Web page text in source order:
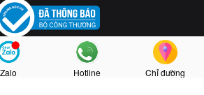
Zalo Hotline Chỉ đường